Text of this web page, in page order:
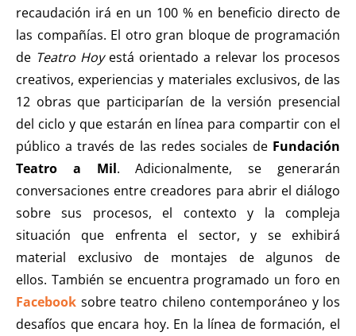
recaudación irá en un 100 % en beneficio directo de
las compañías. El otro gran bloque de programación
de Teatro Hoyestá orientado a relevar los procesos
creativos, experiencias y materiales exclusivos, de las
12 obras que participarían de la versión presencial
del ciclo y que estarán en línea para compartir con el
público a través de las redes sociales de Fundación
Teatro a Mil. Adicionalmente, se generarán
conversaciones entre creadores para abrir el diálogo
sobre sus procesos, el contexto y la compleja
situación que enfrenta el sector, y se exhibirá
material exclusivo de montajes de algunos de
ellos. También se encuentra programado un foro en
Facebook sobre teatro chileno contemporáneo y los
desafíos que encara hoy. En la línea de formación, el